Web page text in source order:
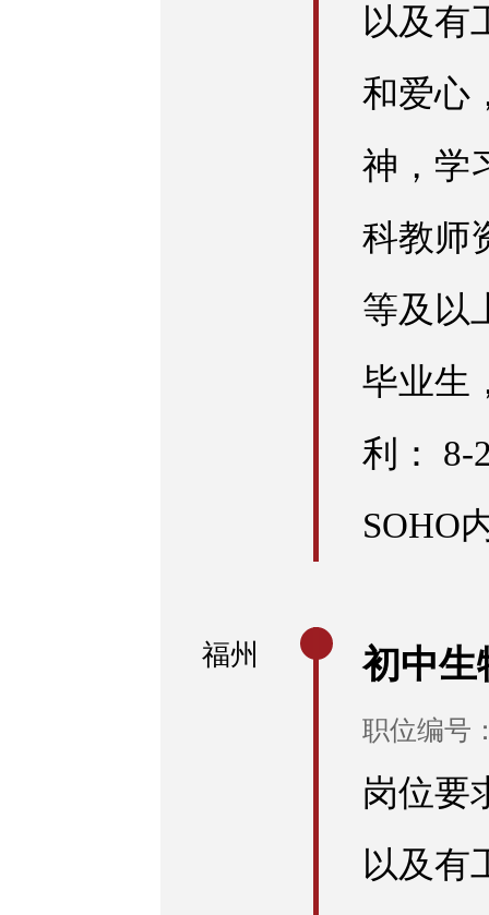
以及有
和爱心
神，学
科教师
等及以
毕业生
利： 8-
SOHO
福州 初中生
职位编号
岗位要
以及有